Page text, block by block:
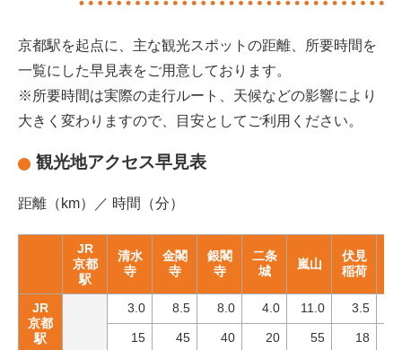
京都駅を起点に、主な観光スポットの距離、所要時間を
一覧にした早見表をご用意しております。
※所要時間は実際の走行ルート、天候などの影響により
大きく変わりますので、目安としてご利用ください。
観光地アクセス早見表
距離（km）／ 時間（分）
JR
京都
駅
清水
寺
金閣
寺
銀閣
寺
二条
城
嵐山
伏見
稲荷
JR
京都
駅
3.0 8.5 8.0 4.0 11.0 3.5
15 45 40 20 55 18